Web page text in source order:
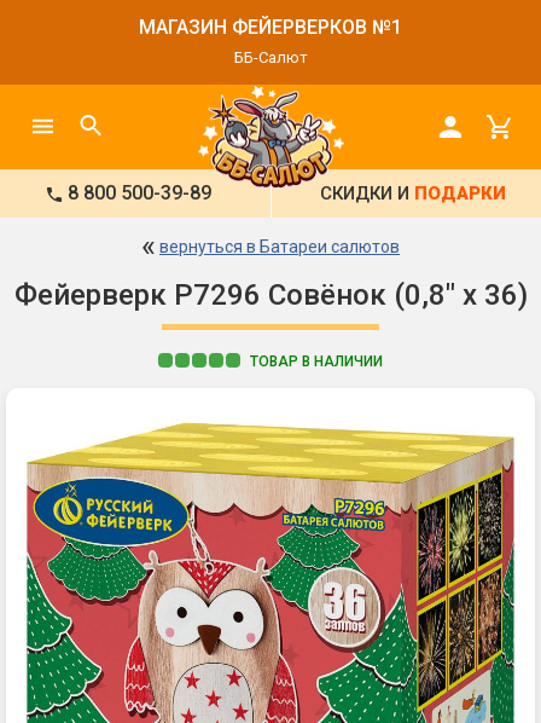
МАГАЗИН ФЕЙЕРВЕРКОВ №1
ББ-Салют
8 800 500-39-89 СКИДКИ И ПОДАРКИ
« вернуться в Батареи салютов
Фейерверк Р7296 Совёнок (0,8" х 36)
ТОВАР В НАЛИЧИИ